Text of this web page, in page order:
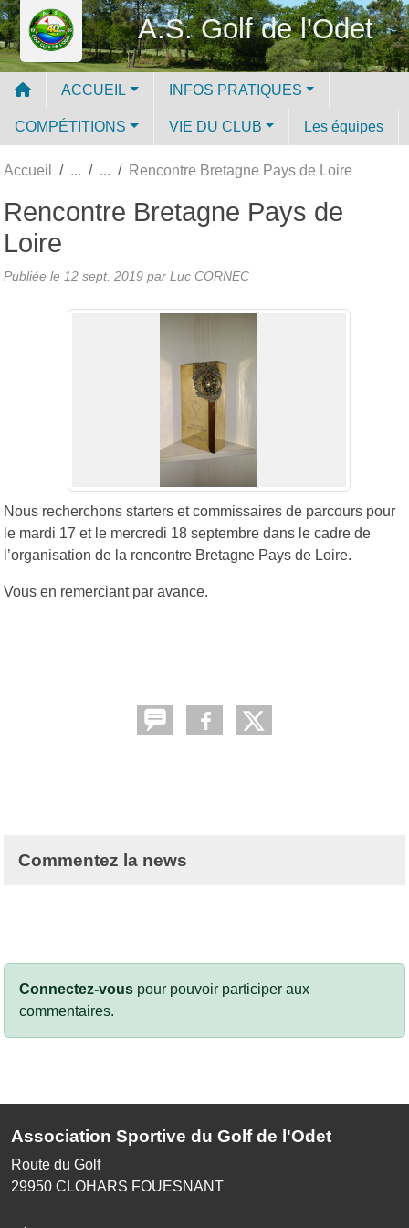
A.S. Golf de l'Odet
ACCUEIL INFOS PRATIQUES
COMPÉTITIONS VIE DU CLUB Les équipes
Accueil Rencontre Bretagne Pays de Loire
Rencontre Bretagne Pays de
Loire
Publiée le 12 sept. 2019 par Luc CORNEC
Nous recherchons starters et commissaires de parcours pour
le mardi 17 et le mercredi 18 septembre dans le cadre de
l’organisation de la rencontre Bretagne Pays de Loire.
Vous en remerciant par avance.
Commentez la news
Connectez-vous pour pouvoir participer aux
commentaires.
Association Sportive du Golf de l'Odet
Route du Golf
29950 CLOHARS FOUESNANT
Panneau de gestion des cookies